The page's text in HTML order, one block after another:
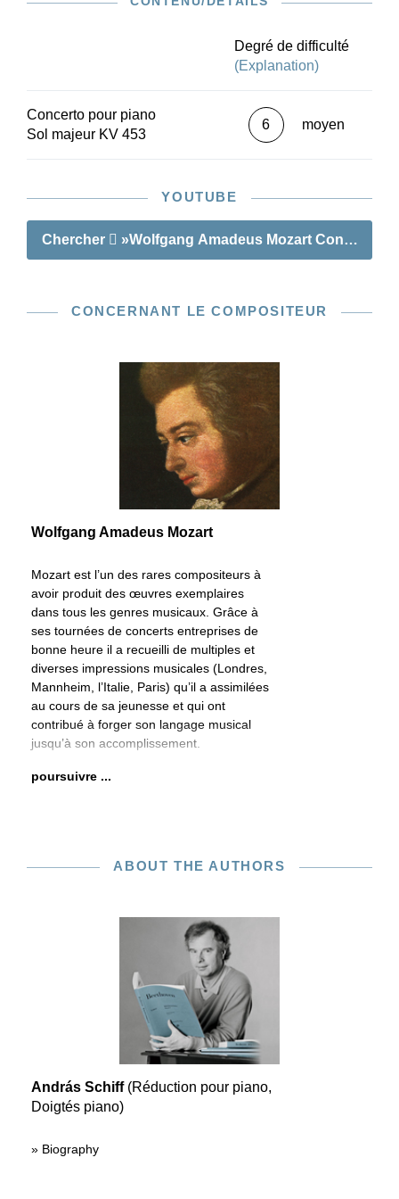
éditée par un expert et élaborée selon des
Leur travail s’effectue essentiellement sur la
base de la source principale que représentent
encore disponibles lors de la réalisation des
éditions précédentes. On sait d’autre part
aujourd’hui qu’à côté des autographes de
éditions renferment des informations décisives
sur le texte. Publiés en coopération avec
Breitkopf & Härtel, les concertos pour piano de
Mozart en édition Urtext sont non seulement
ensemble avec les partitions d’orchestre
garantit que cette nouvelle édition d’envergure
soit utilisée au maximum, de multiples façons,
notamment pour l’étude de l’Urtext confirmé de la
partie soliste, établi selon l’état actuel de la
recherche musicologique, pour l’exécution du
concerto avec un deuxième pianiste, jouant à
partir d’une réduction pour piano facilement
déchiffrable et offrant d’excellentes sonorités,
pour l’étude et la lecture de la partition de poche,
d’un matériel nouvellement élaboré. Un
lancement de projet des plus dignes en cette
année 2006, l’année Mozart.
Degré de difficulté
(Explanation)
Concerto pour piano
Sol majeur KV 453
6 moyen
YOUTUBE
Chercher »Wolfgang Amadeus Mozart Concerto
CONCERNANT LE COMPOSITEUR
Wolfgang Amadeus Mozart
Mozart est l’un des rares compositeurs à
avoir produit des œuvres exemplaires
dans tous les genres musicaux. Grâce à
ses tournées de concerts entreprises de
bonne heure il a recueilli de multiples et
diverses impressions musicales (Londres,
Mannheim, l’Italie, Paris) qu’il a assimilées
au cours de sa jeunesse et qui ont
contribué à forger son langage musical
jusqu’à son accomplissement.
poursuivre ...
ABOUT THE AUTHORS
András Schiff (Réduction pour piano,
Doigtés piano)
» Biography